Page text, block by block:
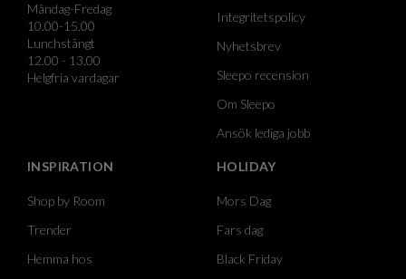
Måndag-Fredag
10.00-15.00
Lunchstängt
12.00 - 13.00
Helgfria vardagar
Integritetspolicy
Nyhetsbrev
Sleepo recension
Om Sleepo
Ansök lediga jobb
INSPIRATION
Shop by Room
Trender
Hemma hos
HOLIDAY
Mors Dag
Fars dag
Black Friday